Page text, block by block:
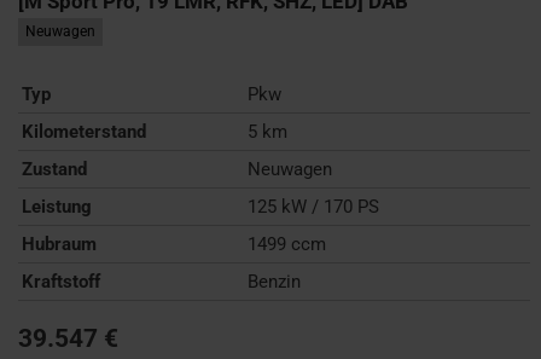
Neuwagen
Typ
Pkw
Kilometerstand
5 km
Zustand
Neuwagen
Leistung
125 kW / 170 PS
Hubraum
1499 ccm
Kraftstoff
Benzin
39.547 €